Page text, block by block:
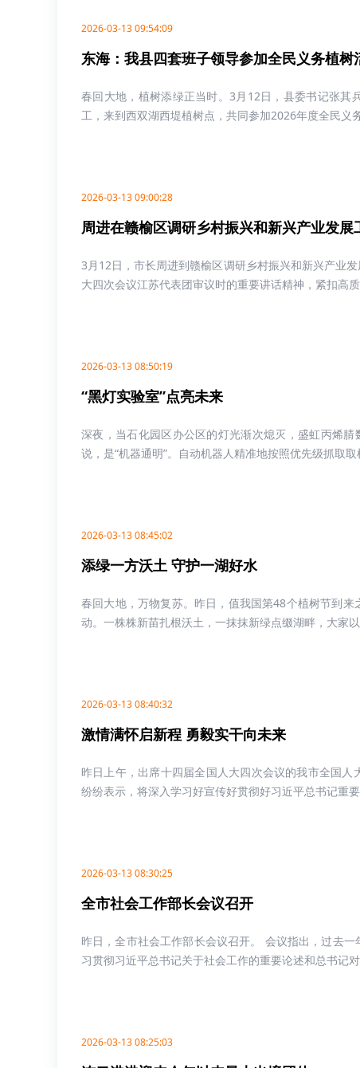
2026-03-13 09:54:09
东海：我县四套班子领导参加全民义务植树
春回大地，植树添绿正当时。3月12日，县委书记张
工，来到西双湖西堤植树点，共同参加2026年度全民义
2026-03-13 09:00:28
周进在赣榆区调研乡村振兴和新兴产业发展
3月12日，市长周进到赣榆区调研乡村振兴和新兴产业
大四次会议江苏代表团审议时的重要讲话精神，紧扣高
2026-03-13 08:50:19
“黑灯实验室”点亮未来
深夜，当石化园区办公区的灯光渐次熄灭，盛虹丙烯
说，是“机器通明”。自动机器人精准地按照优先级抓取
2026-03-13 08:45:02
添绿一方沃土 守护一湖好水
春回大地，万物复苏。昨日，值我国第48个植树节到
动。一株株新苗扎根沃土，一抹抹新绿点缀湖畔，大家
2026-03-13 08:40:32
激情满怀启新程 勇毅实干向未来
昨日上午，出席十四届全国人大四次会议的我市全国
纷纷表示，将深入学习好宣传好贯彻好习近平总书记重
2026-03-13 08:30:25
全市社会工作部长会议召开
昨日，全市社会工作部长会议召开。 会议指出，过去
习贯彻习近平总书记关于社会工作的重要论述和总书记
2026-03-13 08:25:03